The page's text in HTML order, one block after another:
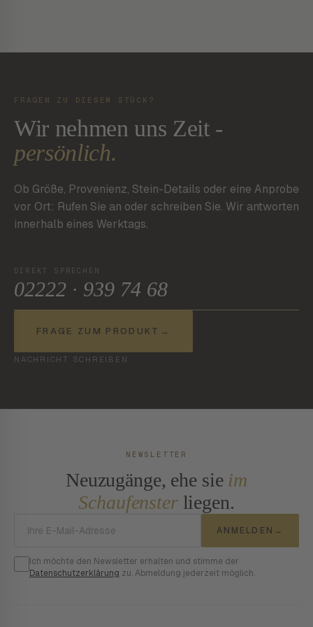
FRAGEN ZU DIESEM STÜCK?
Wir nehmen uns Zeit -
persönlich.
Ob Größe, Provenienz, Stein-Details oder eine Anprobe
vor Ort: Rufen Sie an oder schreiben Sie. Wir antworten
innerhalb eines Werktags.
DIREKT SPRECHEN
02222 · 939 74 68
FRAGE ZUM PRODUKT →
NACHRICHT SCHREIBEN
NEWSLETTER
Neuzugänge, ehe sie im
Schaufensterliegen.
ANMELDEN →
Ich möchte den Newsletter erhalten und stimme der
Datenschutzerklärung zu. Abmeldung jederzeit möglich.